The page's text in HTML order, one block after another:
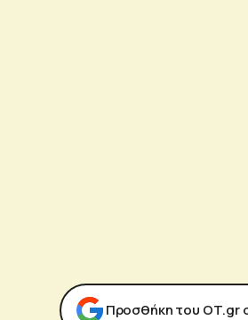
Προσθήκη του ΟΤ.gr